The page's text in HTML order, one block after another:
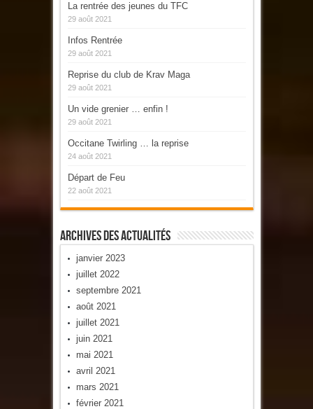
La rentrée des jeunes du TFC
29 août 2021
Infos Rentrée
29 août 2021
Reprise du club de Krav Maga
29 août 2021
Un vide grenier … enfin !
29 août 2021
Occitane Twirling … la reprise
24 août 2021
Départ de Feu
22 août 2021
Archives Des Actualités
janvier 2023
juillet 2022
septembre 2021
août 2021
juillet 2021
juin 2021
mai 2021
avril 2021
mars 2021
février 2021